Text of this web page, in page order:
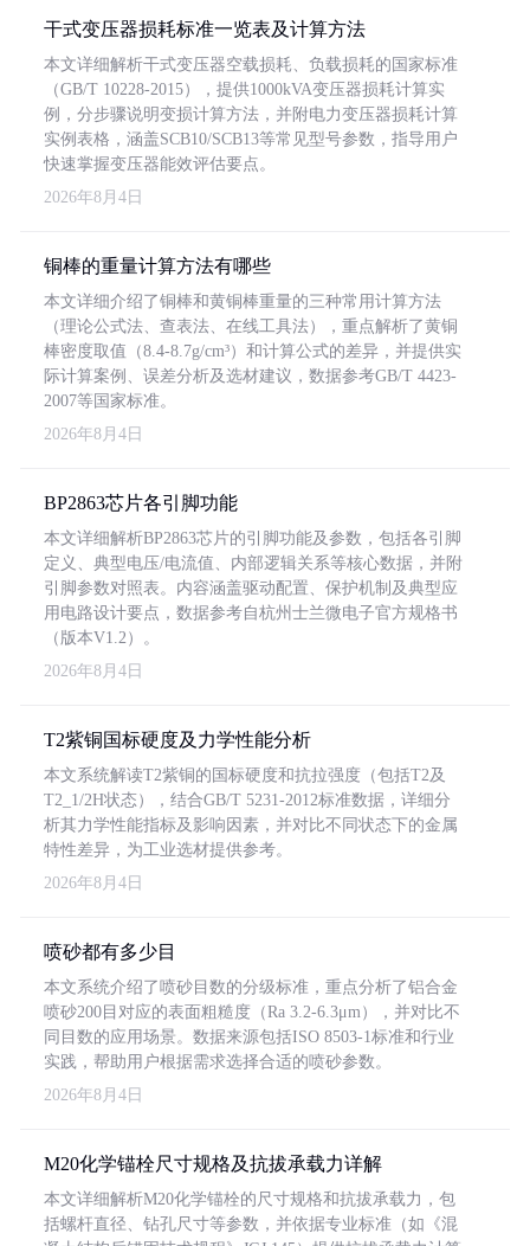
干式变压器损耗标准一览表及计算方法
本文详细解析干式变压器空载损耗、负载损耗的国家标准
（GB/T 10228-2015），提供1000kVA变压器损耗计算实
例，分步骤说明变损计算方法，并附电力变压器损耗计算
实例表格，涵盖SCB10/SCB13等常见型号参数，指导用户
快速掌握变压器能效评估要点。
2026年8月4日
铜棒的重量计算方法有哪些
本文详细介绍了铜棒和黄铜棒重量的三种常用计算方法
（理论公式法、查表法、在线工具法），重点解析了黄铜
棒密度取值（8.4-8.7g/cm³）和计算公式的差异，并提供实
际计算案例、误差分析及选材建议，数据参考GB/T 4423-
2007等国家标准。
2026年8月4日
BP2863芯片各引脚功能
本文详细解析BP2863芯片的引脚功能及参数，包括各引脚
定义、典型电压/电流值、内部逻辑关系等核心数据，并附
引脚参数对照表。内容涵盖驱动配置、保护机制及典型应
用电路设计要点，数据参考自杭州士兰微电子官方规格书
（版本V1.2）。
2026年8月4日
T2紫铜国标硬度及力学性能分析
本文系统解读T2紫铜的国标硬度和抗拉强度（包括T2及
T2_1/2H状态），结合GB/T 5231-2012标准数据，详细分
析其力学性能指标及影响因素，并对比不同状态下的金属
特性差异，为工业选材提供参考。
2026年8月4日
喷砂都有多少目
本文系统介绍了喷砂目数的分级标准，重点分析了铝合金
喷砂200目对应的表面粗糙度（Ra 3.2-6.3μm），并对比不
同目数的应用场景。数据来源包括ISO 8503-1标准和行业
实践，帮助用户根据需求选择合适的喷砂参数。
2026年8月4日
M20化学锚栓尺寸规格及抗拔承载力详解
本文详细解析M20化学锚栓的尺寸规格和抗拔承载力，包
括螺杆直径、钻孔尺寸等参数，并依据专业标准（如《混